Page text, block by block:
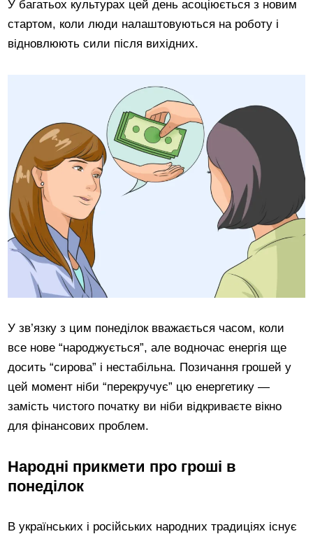
У багатьох культурах цей день асоціюється з новим
стартом, коли люди налаштовуються на роботу і
відновлюють сили після вихідних.
У зв’язку з цим понеділок вважається часом, коли
все нове “народжується”, але водночас енергія ще
досить “сирова” і нестабільна. Позичання грошей у
цей момент ніби “перекручує” цю енергетику —
замість чистого початку ви ніби відкриваєте вікно
для фінансових проблем.
Народні прикмети про гроші в
понеділок
В українських і російських народних традиціях існує